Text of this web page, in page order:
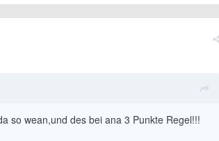
so wean,und des bei ana 3 Punkte Regel!!!